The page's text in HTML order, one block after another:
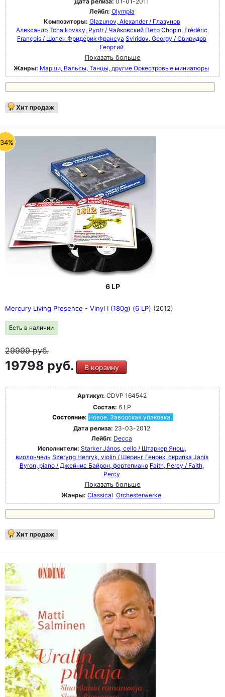
Лейбл: Olympia
Композиторы: Glazunov, Alexander / Глазунов
Александр Tchaikovsky, Pyotr / Чайковский Пётр Chopin, Frédéric
François / Шопен Фридерик Франсуа Sviridov, Georgy / Свиридов
Георгий
Показать больше
Жанры: Марши, Вальсы, Танцы, другие Оркестровые миниатюры
Хит продаж
6 LP
Mercury Living Presence - Vinyl I (180g) (6 LP) (2012)
Есть в наличии
29999руб.
19798 руб. В корзину
Артикул: CDVP 164542
Состав: 6 LP
Состояние: Новое. Заводская упаковка.
Дата релиза: 23-03-2012
Лейбл: Decca
Исполнители: Starker János, cello / Штаркер Янош,
виолончель Szeryng Henryk, violin / Шеринг Генрик, скрипка Janis
Byron, piano / Джейнис Байрон, фортепиано Faith, Percy / Faith,
Percy
Показать больше
Жанры: Classical Orchesterwerke
Хит продаж